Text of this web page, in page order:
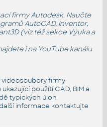
firmy Autodesk. Naučte
AutoCAD, Inventor,
(viz též sekce Výukaa
i na YouTube kanálu
firmy
použítí CAD, BIM a
typických úloh
informace kontaktujte